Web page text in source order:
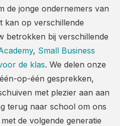
de jonge ondernemers van
kan op verschillende
betrokken bij verschillende
, Small Business
de klas. We delen onze
op-één gesprekken,
met plezier aan aan
terug naar school om ons
de volgende generatie